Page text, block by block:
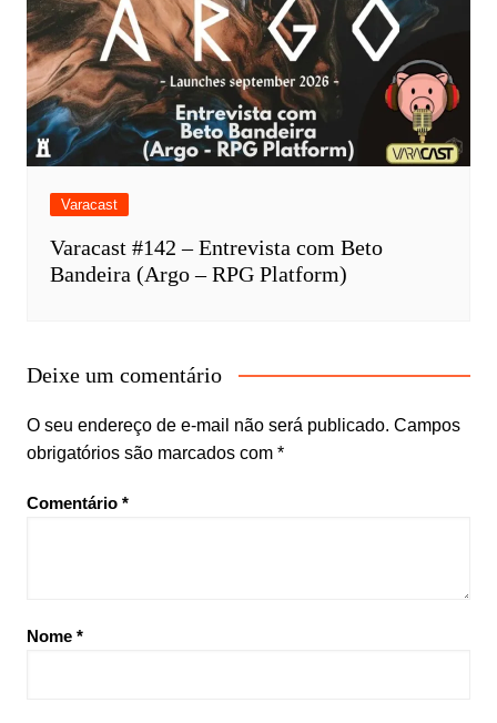
Varacast
Varacast #142 – Entrevista com Beto
Bandeira (Argo – RPG Platform)
Deixe um comentário
O seu endereço de e-mail não será publicado. Campos
obrigatórios são marcados com *
Comentário *
Nome *